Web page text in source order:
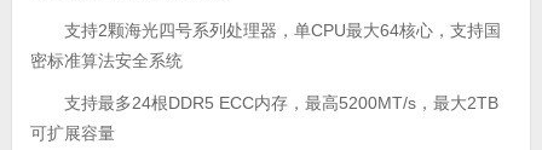
支持2颗海光四号系列处理器，单CPU最大64核心，支持国
密标准算法安全系统
支持最多24根DDR5 ECC内存，最高5200MT/s，最大2TB
可扩展容量